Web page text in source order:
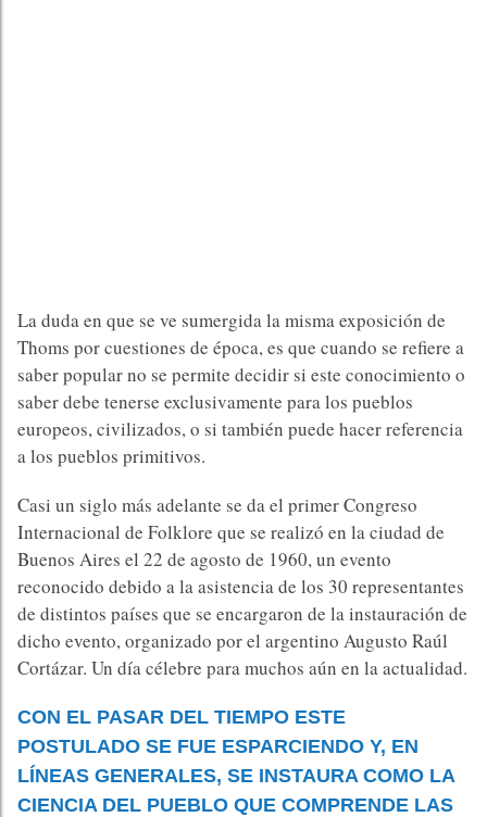
La duda en que se ve sumergida la misma exposición de
Thoms por cuestiones de época, es que cuando se refiere a
saber popular no se permite decidir si este conocimiento o
saber debe tenerse exclusivamente para los pueblos
europeos, civilizados, o si también puede hacer referencia
a los pueblos primitivos.
Casi un siglo más adelante se da el primer Congreso
Internacional de Folklore que se realizó en la ciudad de
Buenos Aires el 22 de agosto de 1960, un evento
reconocido debido a la asistencia de los 30 representantes
de distintos países que se encargaron de la instauración de
dicho evento, organizado por el argentino Augusto Raúl
Cortázar. Un día célebre para muchos aún en la actualidad.
CON EL PASAR DEL TIEMPO ESTE
POSTULADO SE FUE ESPARCIENDO Y, EN
LÍNEAS GENERALES, SE INSTAURA COMO LA
CIENCIA DEL PUEBLO QUE COMPRENDE LAS